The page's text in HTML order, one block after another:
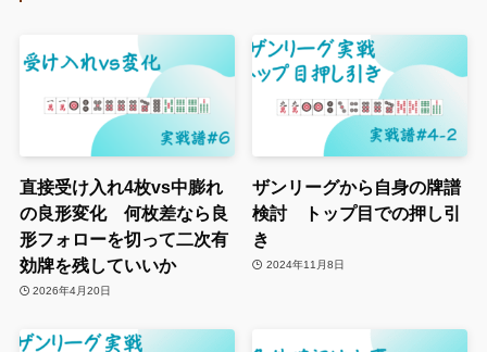
直接受け入れ4枚vs中膨れ
の良形変化 何枚差なら良
形フォローを切って二次有
効牌を残していいか
2026年4月20日
ザンリーグから自身の牌譜
検討 トップ目での押し引
き
2024年11月8日